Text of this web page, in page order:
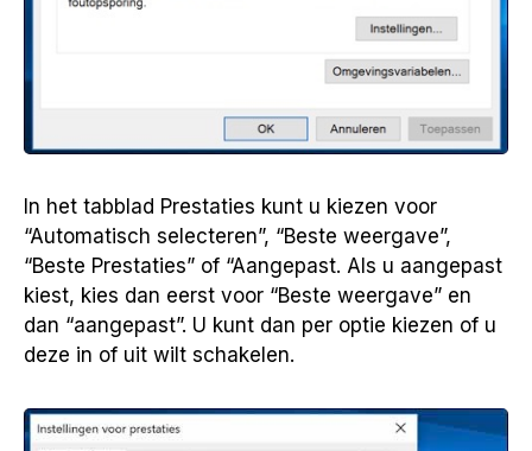
In het tabblad Prestaties kunt u kiezen voor
“Automatisch selecteren”, “Beste weergave”,
“Beste Prestaties” of “Aangepast. Als u aangepast
kiest, kies dan eerst voor “Beste weergave” en
dan “aangepast”. U kunt dan per optie kiezen of u
deze in of uit wilt schakelen.